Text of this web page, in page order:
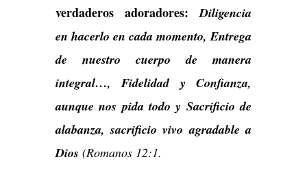
verdaderos adoradores: Diligencia
en hacerlo en cada momento, Entrega
de nuestro cuerpo de manera
integral…, Fidelidad y Confianza,
aunque nos pida todo y Sacrificio de
alabanza, sacrificio vivo agradable a
Dios (Romanos 12:1.